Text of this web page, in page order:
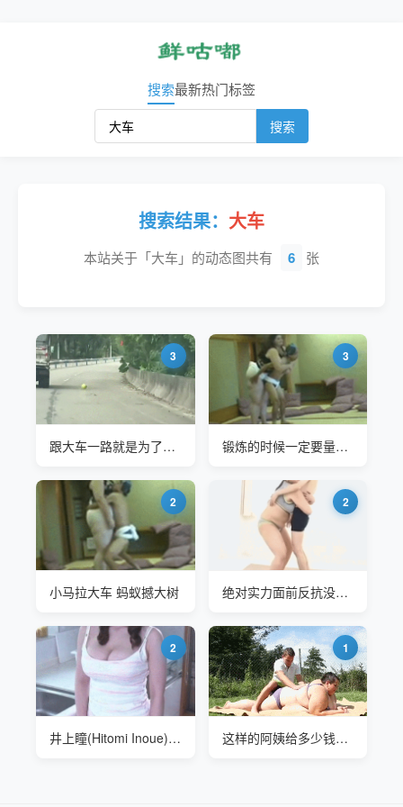
搜索最新热门标签
搜索
搜索结果： 大车
本站关于「大车」的动态图共有 6 张
3
跟大车一路就是为了这一刻，直接白得了一个瓜
3
锻炼的时候一定要量力而行 小马拉大车是不可取的
2
小马拉大车 蚂蚁撼大树
2
绝对实力面前反抗没有意义
2
井上瞳(Hitomi Inoue) 小妹妹有大车灯
1
这样的阿姨给多少钱你会考虑下